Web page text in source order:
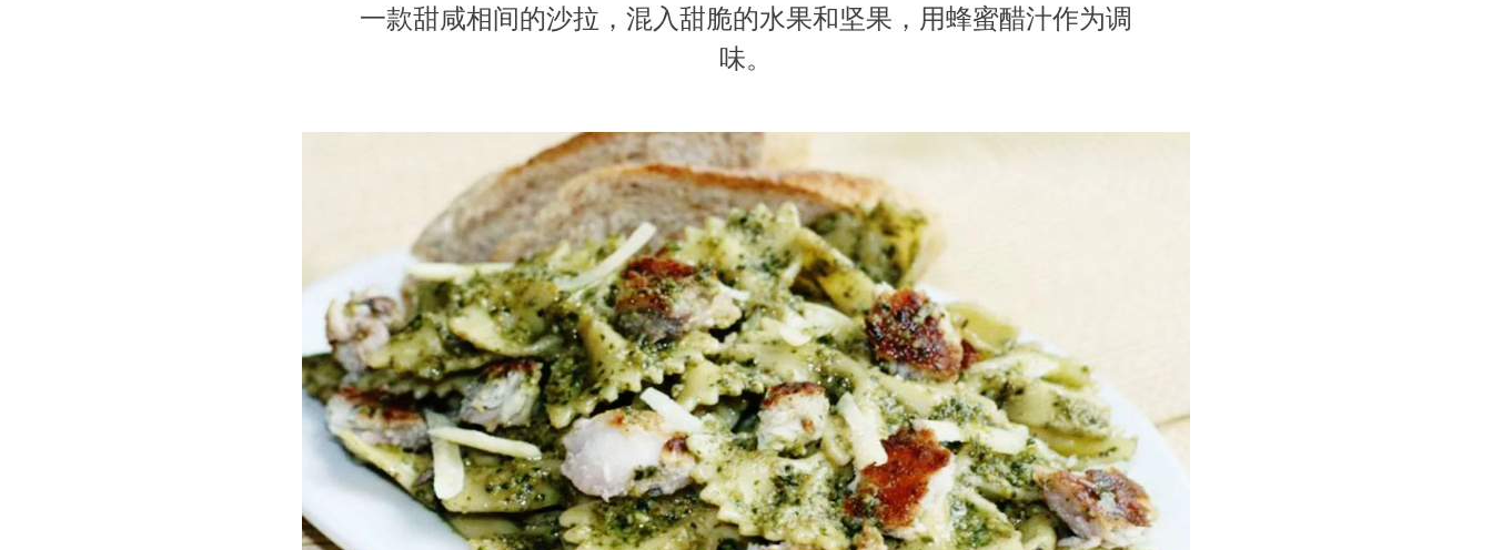
一款甜咸相间的沙拉，混入甜脆的水果和坚果，用蜂蜜醋汁作为调
味。